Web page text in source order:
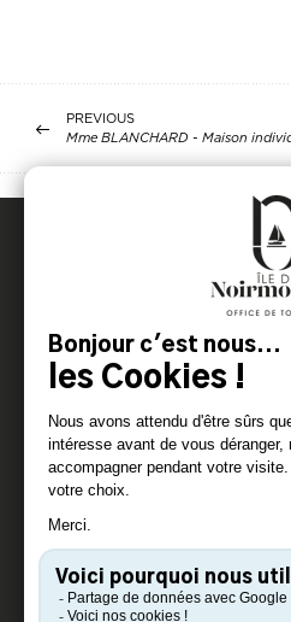
PREVIOUS
Mme BLANCHARD - Maison